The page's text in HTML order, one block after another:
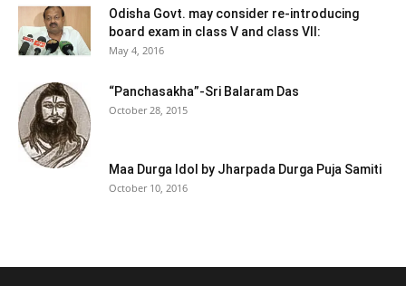
Odisha Govt. may consider re-introducing
board exam in class V and class VII:
May 4, 2016
“Panchasakha”-Sri Balaram Das
October 28, 2015
Maa Durga Idol by Jharpada Durga Puja Samiti
October 10, 2016